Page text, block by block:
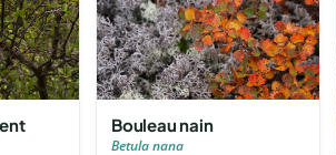
Bouleau nain
Betula nana